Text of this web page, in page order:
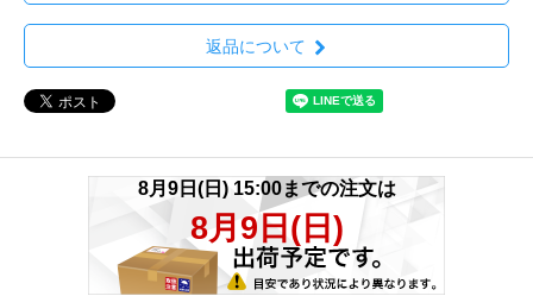
返品について